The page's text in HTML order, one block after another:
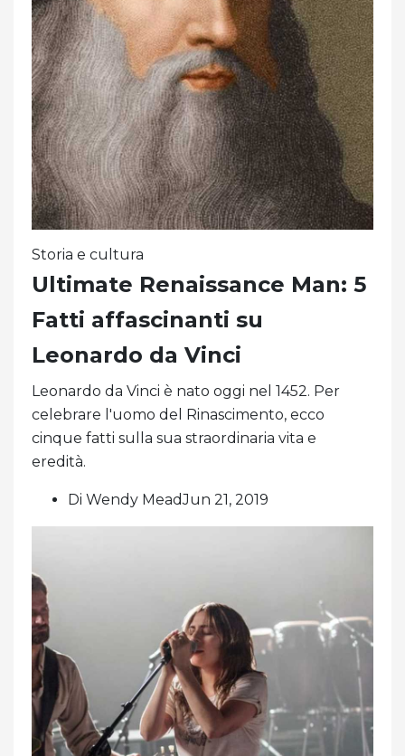
Storia e cultura
Ultimate Renaissance Man: 5
Fatti affascinanti su
Leonardo da Vinci
Leonardo da Vinci è nato oggi nel 1452. Per
celebrare l'uomo del Rinascimento, ecco
cinque fatti sulla sua straordinaria vita e
eredità.
Di Wendy MeadJun 21, 2019